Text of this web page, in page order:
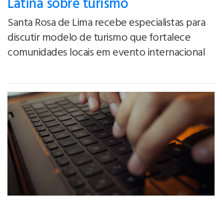
Santa Rosa de Lima recebe especialistas para
discutir modelo de turismo que fortalece
comunidades locais em evento internacional